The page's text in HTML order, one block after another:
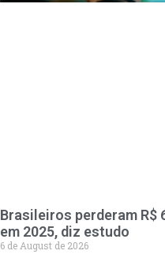
Brasileiros perderam R$
em 2025, diz estudo
6 de August de 2026